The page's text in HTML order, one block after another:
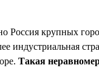
Россия крупных
индустриальная
Такая